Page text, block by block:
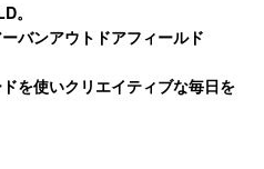
。
バンアウトドアフィールド
を使いクリエイティブな毎日を